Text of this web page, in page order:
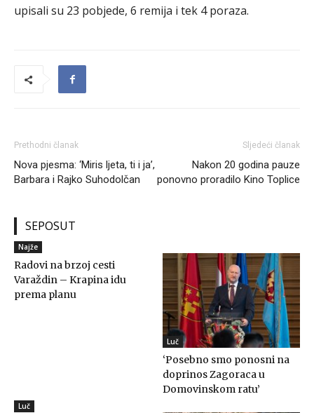
upisali su 23 pobjede, 6 remija i tek 4 poraza.
Prethodni članak
Nova pjesma: ‘Miris ljeta, ti i ja’,
Barbara i Rajko Suhodolčan
Sljedeći članak
Nakon 20 godina pauze
ponovno proradilo Kino Toplice
SEPOSUT
Najže
Radovi na brzoj cesti
Varaždin – Krapina idu
prema planu
Luč
‘Posebno smo ponosni na
doprinos Zagoraca u
Domovinskom ratu’
Luč